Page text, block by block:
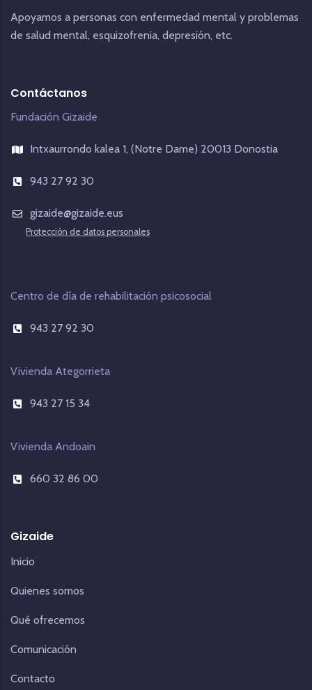
Apoyamos a personas con enfermedad mental y problemas
de salud mental, esquizofrenia, depresión, etc.
Contáctanos
Fundación Gizaide
Intxaurrondo kalea 1, (Notre Dame) 20013 Donostia
943 27 92 30
gizaide@gizaide.eus
Protección de datos personales
Centro de día de rehabilitación psicosocial
943 27 92 30
Vivienda Ategorrieta
943 27 15 34
Vivienda Andoain
660 32 86 00
Gizaide
Inicio
Quienes somos
Qué ofrecemos
Comunicación
Contacto